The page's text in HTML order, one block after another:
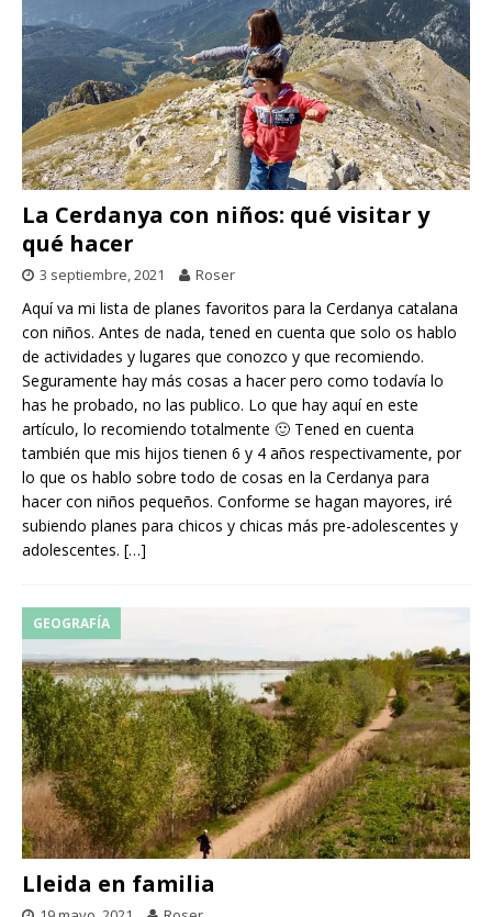
La Cerdanya con niños: qué visitar y
qué hacer
3 septiembre, 2021 Roser
Aquí va mi lista de planes favoritos para la Cerdanya catalana
con niños. Antes de nada, tened en cuenta que solo os hablo
de actividades y lugares que conozco y que recomiendo.
Seguramente hay más cosas a hacer pero como todavía lo
has he probado, no las publico. Lo que hay aquí en este
artículo, lo recomiendo totalmente 🙂 Tened en cuenta
también que mis hijos tienen 6 y 4 años respectivamente, por
lo que os hablo sobre todo de cosas en la Cerdanya para
hacer con niños pequeños. Conforme se hagan mayores, iré
subiendo planes para chicos y chicas más pre-adolescentes y
adolescentes. […]
GEOGRAFÍA
Lleida en familia